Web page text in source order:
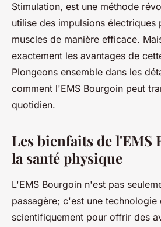
Stimulation, est une méthode
utilise des impulsions électriques
muscles de manière efficace.
exactement les avantages de
Plongeons ensemble dans les
comment l'EMS Bourgoin peut
quotidien.
Les bienfaits de l'EMS
la santé physique
L'EMS Bourgoin n'est pas
passagère; c'est une technologie
scientifiquement pour offrir des